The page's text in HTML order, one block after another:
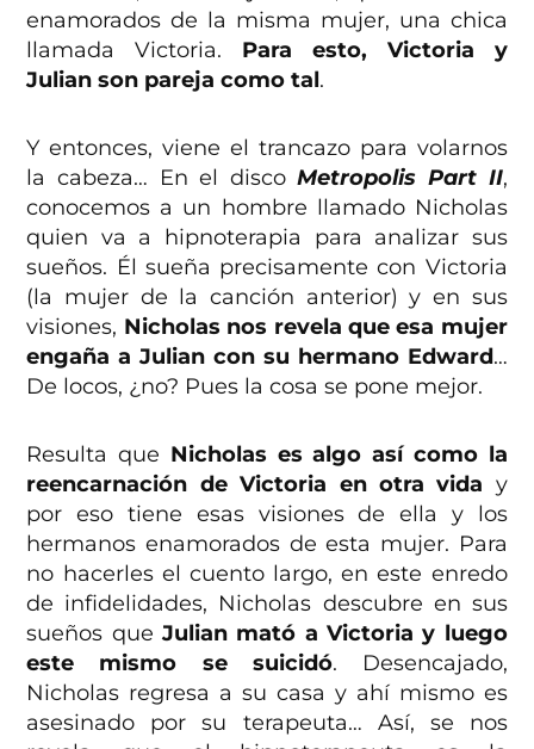
enamorados de la misma mujer, una chica
llamada Victoria. Para esto, Victoria y
Julian son pareja como tal.
Y entonces, viene el trancazo para volarnos
la cabeza… En el discoMetropolis Part II,
conocemos a un hombre llamado Nicholas
quien va a hipnoterapia para analizar sus
sueños. Él sueña precisamente con Victoria
(la mujer de la canción anterior) y en sus
visiones, Nicholas nos revela que esa mujer
engaña a Julian con su hermano Edward…
De locos, ¿no? Pues la cosa se pone mejor.
Resulta que Nicholas es algo así como la
reencarnación de Victoria en otra vida y
por eso tiene esas visiones de ella y los
hermanos enamorados de esta mujer. Para
no hacerles el cuento largo, en este enredo
de infidelidades, Nicholas descubre en sus
sueños queJulian mató a Victoria y luego
este mismo se suicidó. Desencajado,
Nicholas regresa a su casa y ahí mismo es
asesinado por su terapeuta… Así, se nos